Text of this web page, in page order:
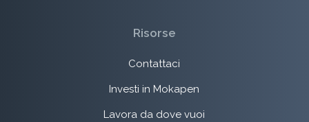
Risorse
Contattaci
Investi in Mokapen
Lavora da dove vuoi